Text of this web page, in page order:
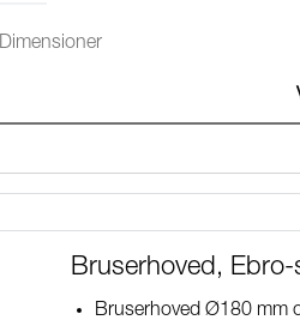
Dimensioner
Bruserhoved, Ebro-
Bruserhoved Ø180 mm